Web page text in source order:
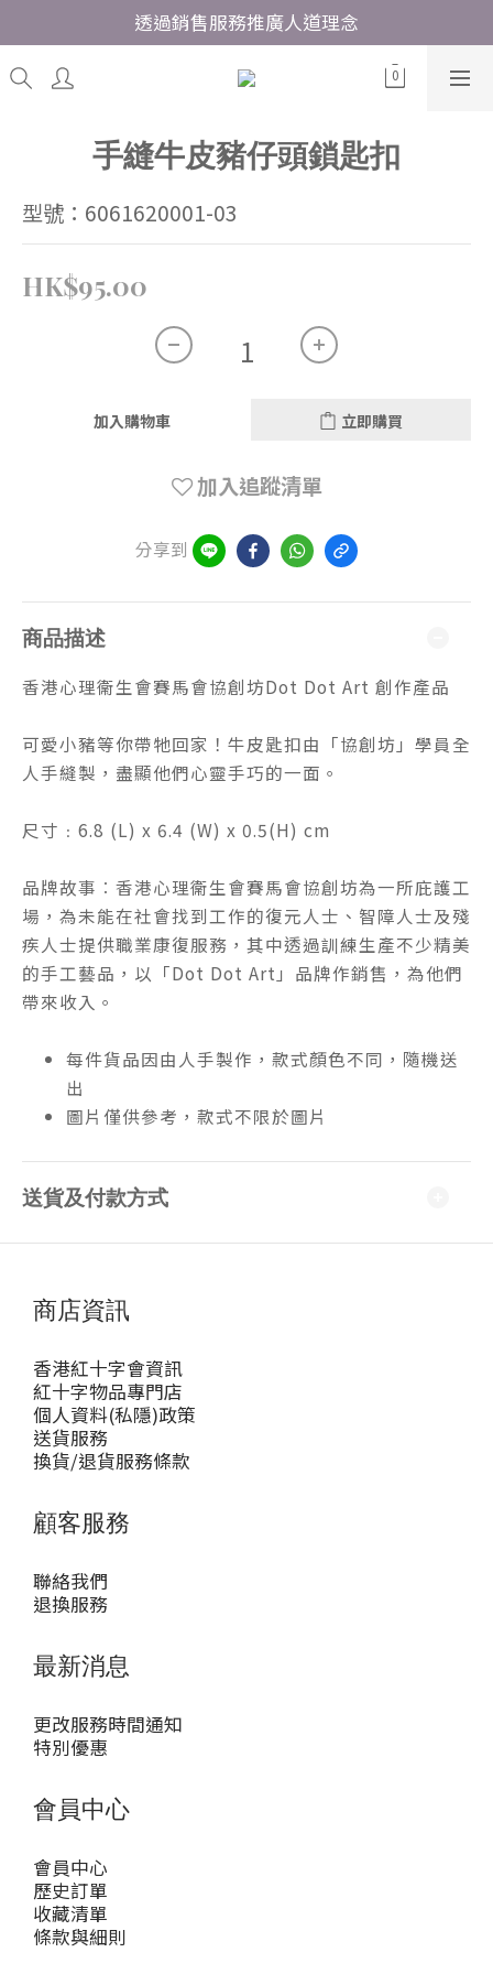
透過銷售服務推廣人道理念
手縫牛皮豬仔頭鎖匙扣
型號：6061620001-03
HK$95.00
加入購物車 立即購買
加入追蹤清單
分享到
商品描述
香港心理衞生會賽馬會協創坊Dot Dot Art 創作產品
可愛小豬等你帶牠回家！牛皮匙扣由「協創坊」學員全
人手縫製，盡顯他們心靈手巧的一面。
尺寸﹕6.8 (L) x 6.4 (W) x 0.5(H) cm
品牌故事︰香港心理衞生會賽馬會協創坊為一所庇護工
場，為未能在社會找到工作的復元人士、智障人士及殘
疾人士提供職業康復服務，其中透過訓練生產不少精美
的手工藝品，以「Dot Dot Art」品牌作銷售，為他們
帶來收入。
每件貨品因由人手製作，款式顏色不同，隨機送
出
圖片僅供參考，款式不限於圖片
送貨及付款方式
商店資訊
香港紅十字會資訊
紅十字物品專門店
個人資料(私隱)政策
送貨服務
換貨/退貨服務條款
顧客服務
聯絡我們
退換服務
最新消息
更改服務時間通知
特別優惠
會員中心
會員中心
歷史訂單
收藏清單
條款與細則